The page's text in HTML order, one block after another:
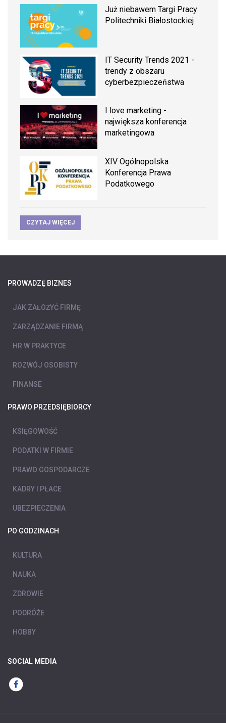
Już niebawem Targi Pracy
Politechniki Białostockiej
IT Security Trends 2021 -
trendy z obszaru
cyberbezpieczeństwa
I love marketing -
największa konferencja
marketingowa
XIV Ogólnopolska
Konferencja Prawa
Podatkowego
CZYTAJ WIĘCEJ
PROWADZĘ BIZNES
JAK ZAŁOŻYĆ FIRMĘ
ZARZĄDZANIE FIRMĄ
HR W PRAKTYCE
ROZWÓJ OSOBISTY
FINANSE
PRAWO PRZEDSIĘBIORCY
KSIĘGOWOŚĆ
PODATKI W FIRMIE
PRAWO GOSPODARCZE
KADRY I PŁACE
UBEZPIECZENIA
PO GODZINACH
KULTURA
NAUKA
ZDROWIE
PODRÓŻE
HOBBY
SOCIAL MEDIA